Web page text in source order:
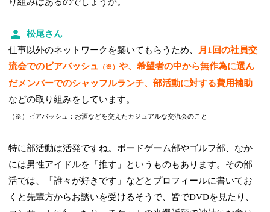
松尾さん
仕事以外のネットワークを築いてもらうため、
月1回の社員交
流会でのビアバッシュ （※）や、希望者の中から無作為に選ん
だメンバーでのシャッフルランチ、部活動に対する費用補助
などの取り組みをしています。
（※）ビアバッシュ：お酒などを交えたカジュアルな交流会のこと
特に部活動は活発ですね。ボードゲーム部やゴルフ部、なか
には男性アイドルを「推す」というものもあります。その部
活では、「誰々が好きです」などとプロフィールに書いてお
くと先輩方からお誘いを受けるそうで、皆でDVDを見たり、